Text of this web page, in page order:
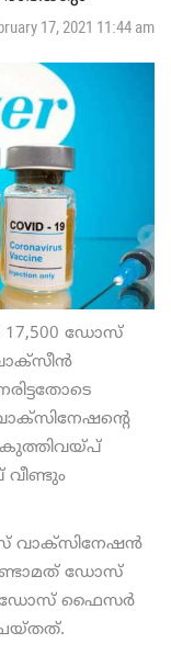
17, 2021 11:44 am
ഡോസ്
വീണ്ടും
വാക്സിനേഷന്‍
രണ്ടാമത് ഡോസ്
ഡോസ് ഫൈസര്‍